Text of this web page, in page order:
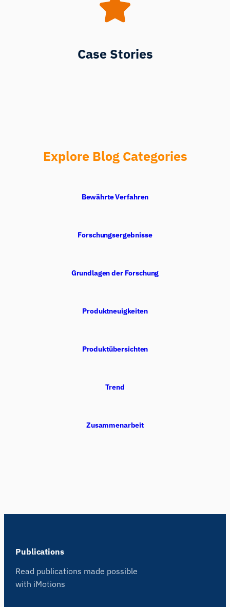
Case Stories
Explore Blog Categories
Bewährte Verfahren
Forschungsergebnisse
Grundlagen der Forschung
Produktneuigkeiten
Produktübersichten
Trend
Zusammenarbeit
Publications
Read publications made possible
with iMotions